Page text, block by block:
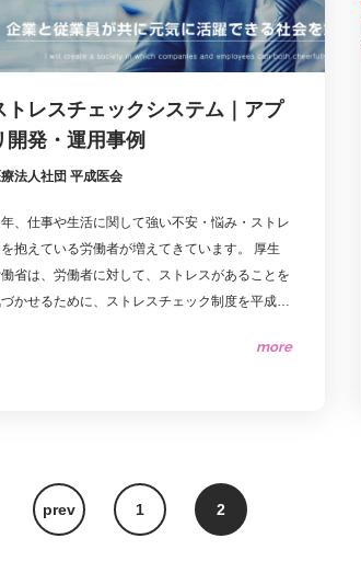
トレスチェックシステム｜アプ
開発・運用事例
療法人社団 平成医会
、仕事や生活に関して強い不安・悩み・ストレ
抱えている労働者が増えてきています。 厚生
省は、労働者に対して、ストレスがあることを
かせるために、ストレスチェック制度を平成27
、厚生労働省の職業性ストレス簡易調査票を使用
more
prev 1 2